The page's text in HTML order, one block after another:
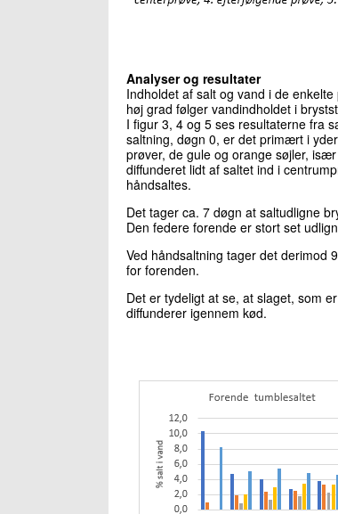
Analyser og resultater
Indholdet af salt og vand i de
høj grad følger vandindholdet i
I figur 3, 4 og 5 ses resultaterne fra
saltning, døgn 0, er det primært i
prøver, de gule og orange søjler,
diffunderet lidt af saltet ind i
håndsaltes.
Det tager ca. 7 døgn at saltudligne
Den federe forende er stort set
Ved håndsaltning tager det derimod
for forenden.
Det er tydeligt at se, at slaget, som
diffunderer igennem kød.